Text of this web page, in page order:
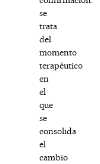
se
trata
del
momento
terapéutico
en
el
que
se
consolida
el
cambio